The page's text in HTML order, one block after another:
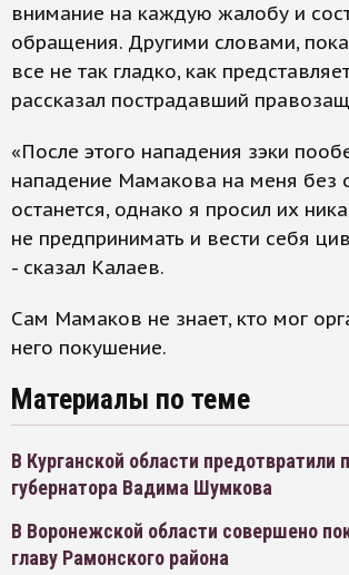
внимание на каждую жалобу и
обращения. Другими словами,
все не так гладко, как
рассказал пострадавший
«После этого нападения зэки
нападение Мамакова на меня без
останется, однако я просил их
не предпринимать и вести себя
- сказал Калаев.
Сам Мамаков не знает, кто мог
него покушение.
Материалы по теме
В Курганской области предотвратили
губернатора Вадима Шумкова
В Воронежской области совершено
главу Рамонского района